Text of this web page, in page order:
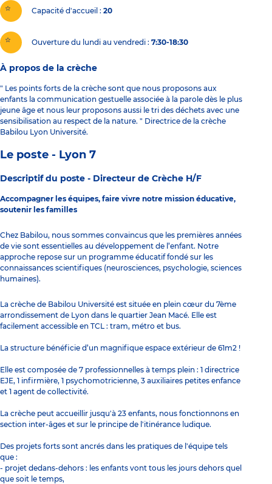
Capacité d'accueil 20
Ouverture du lundi au vendredi : 7:30-18:30
À propos de la crèche
" Les points forts de la crèche sont que nous proposons aux
enfants la communication gestuelle associée à la parole dès le plus
jeune âge et nous leur proposons aussi le tri des déchets avec une
sensibilisation au respect de la nature. " Directrice de la crèche
Babilou Lyon Université.
Le poste - Lyon 7
Descriptif du poste - Directeur de Crèche H/F
Accompagner les équipes, faire vivre notre mission éducative,
soutenir les familles
Chez Babilou, nous sommes convaincus que les premières années
de vie sont essentielles au développement de l’enfant. Notre
approche repose sur un programme éducatif fondé sur les
connaissances scientifiques (neurosciences, psychologie, sciences
humaines).
La crèche de Babilou Université est située en plein cœur du 7ème
arrondissement de Lyon dans le quartier Jean Macé. Elle est
facilement accessible en TCL : tram, métro et bus.
La structure bénéficie d’un magnifique espace extérieur de 61m2 !
Elle est composée de 7 professionnelles à temps plein : 1 directrice
EJE, 1 infirmière, 1 psychomotricienne, 3 auxiliaires petites enfance
et 1 agent de collectivité.
La crèche peut accueillir jusqu'à 23 enfants, nous fonctionnons en
section inter-âges et sur le principe de l'itinérance ludique.
Des projets forts sont ancrés dans les pratiques de l'équipe tels
que :
- projet dedans-dehors : les enfants vont tous les jours dehors quel
que soit le temps,